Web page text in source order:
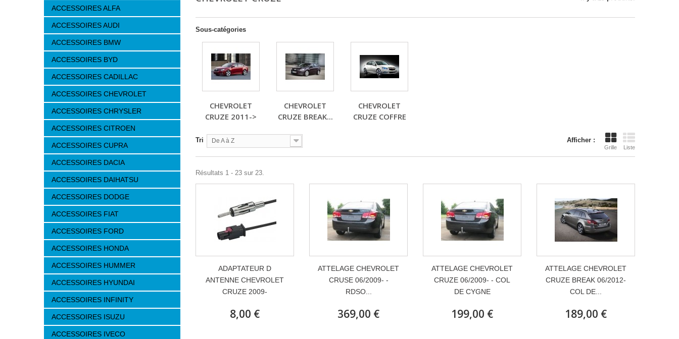
ACCESSOIRES ALFA
ACCESSOIRES AUDI
ACCESSOIRES BMW
ACCESSOIRES BYD
ACCESSOIRES CADILLAC
ACCESSOIRES CHEVROLET
ACCESSOIRES CHRYSLER
ACCESSOIRES CITROEN
ACCESSOIRES CUPRA
ACCESSOIRES DACIA
ACCESSOIRES DAIHATSU
ACCESSOIRES DODGE
ACCESSOIRES FIAT
ACCESSOIRES FORD
ACCESSOIRES HONDA
ACCESSOIRES HUMMER
ACCESSOIRES HYUNDAI
ACCESSOIRES INFINITY
ACCESSOIRES ISUZU
ACCESSOIRES IVECO
Sous-catégories
CHEVROLET
CRUZE 2011->
CHEVROLET
CRUZE BREAK...
CHEVROLET
CRUZE COFFRE
Afficher :
Grille Liste
Tri De A à Z
Résultats 1 - 23 sur 23.
ADAPTATEUR D
ANTENNE CHEVROLET
CRUZE 2009-
8,00 €
ATTELAGE CHEVROLET
CRUSE 06/2009- -
RDSO...
369,00 €
ATTELAGE CHEVROLET
CRUZE 06/2009- - COL
DE CYGNE
199,00 €
ATTELAGE CHEVROLET
CRUZE BREAK 06/2012-
COL DE...
189,00 €